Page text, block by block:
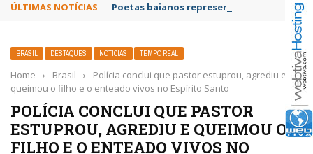
ÚLTIMAS NOTÍCIAS Poetas baianos representam o Brasil no
BRASIL DESTAQUES NOTÍCIAS TEMPO REAL
Home › Brasil ›
Polícia conclui que pastor estuprou, agrediu e
queimou o filho e o enteado vivos no Espírito Santo
POLÍCIA CONCLUI QUE PASTOR
ESTUPROU, AGREDIU E QUEIMOU O
FILHO E O ENTEADO VIVOS NO